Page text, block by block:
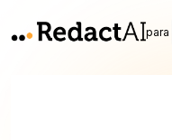
para